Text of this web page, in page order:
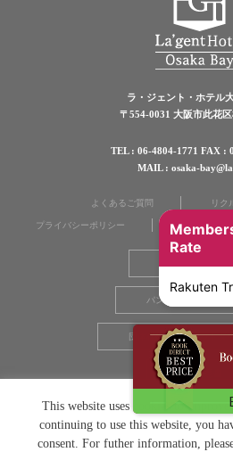
ラ・ジェント・ホテル
〒554-0031 大阪市此花
TEL : 06-4804-1771 FAX :
MAIL : osaka-
よくあるご質問 リク
プライバシーポリシー ご利用規約
パンフレットダウン
団体様用パンフレットダ
宿泊同意書
Rate
Rakuten
This website uses cookies to improve
continuing to use this website, you
consent. For futher information,